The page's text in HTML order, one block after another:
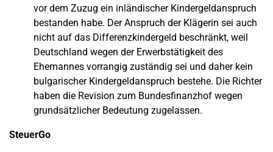
vor dem Zuzug ein inländischer Kindergeldanspruch
bestanden habe. Der Anspruch der Klägerin sei auch
nicht auf das Differenzkindergeld beschränkt, weil
Deutschland wegen der Erwerbstätigkeit des
Ehemannes vorrangig zuständig sei und daher kein
bulgarischer Kindergeldanspruch bestehe. Die Richter
haben die Revision zum Bundesfinanzhof wegen
grundsätzlicher Bedeutung zugelassen.
SteuerGo